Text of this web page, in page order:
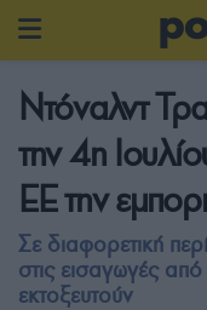
Ντόναλντ
την 4η
ΕΕ την
Σε διαφορετική
στις εισαγωγές
εκτοξευτούν